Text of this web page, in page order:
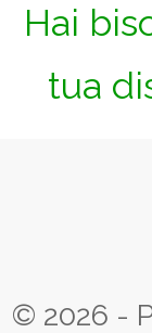
Hai
tua
© 2026 -